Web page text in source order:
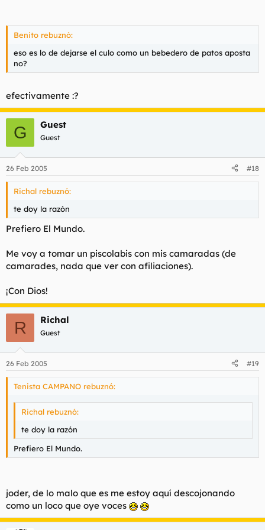
Benito rebuznó:
eso es lo de dejarse el culo como un bebedero de patos aposta
no?
efectivamente :?
G Guest
Guest
26 Feb 2005 #18
Richal rebuznó:
te doy la razón
Prefiero El Mundo.
Me voy a tomar un piscolabis con mis camaradas (de
camarades, nada que ver con afiliaciones).
¡Con Dios!
R Richal
Guest
26 Feb 2005 #19
Tenista CAMPANO rebuznó:
Richal rebuznó:
te doy la razón
Prefiero El Mundo.
joder, de lo malo que es me estoy aquí descojonando
como un loco que oye voces